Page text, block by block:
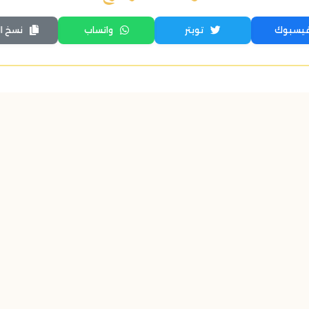
تويتر واتساب نسخ